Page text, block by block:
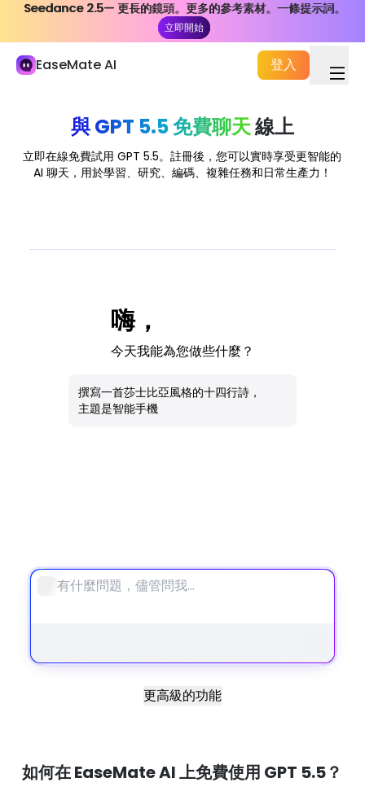
Seedance 2.5— 更長的鏡頭。更多的參考素材。一條提示詞。
立即開始
Seedance 2.5— 更長的鏡頭。更多的參考素材。一條提示詞。
立即開始
EaseMate AI 登入
我的媒體庫
學習與工作
ChatPDF
AI 研究與調查
AI寫作工具
AI 智能體
與 GPT 5.5 免費聊天線上
立即在線免費試用 GPT 5.5。註冊後，您可以實時享受更智能的
AI 聊天，用於學習、研究、編碼、複雜任務和日常生產力！
嗨，
今天我能為您做些什麼？
撰寫一首莎士比亞風格的十四行詩，
主題是智能手機
更高級的功能
如何在 EaseMate AI 上免費使用 GPT 5.5？